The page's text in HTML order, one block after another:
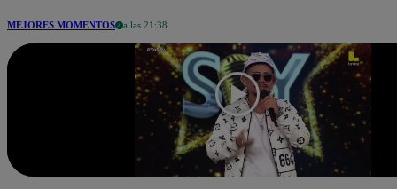
MEJORES MOMENTOS a las 21:38